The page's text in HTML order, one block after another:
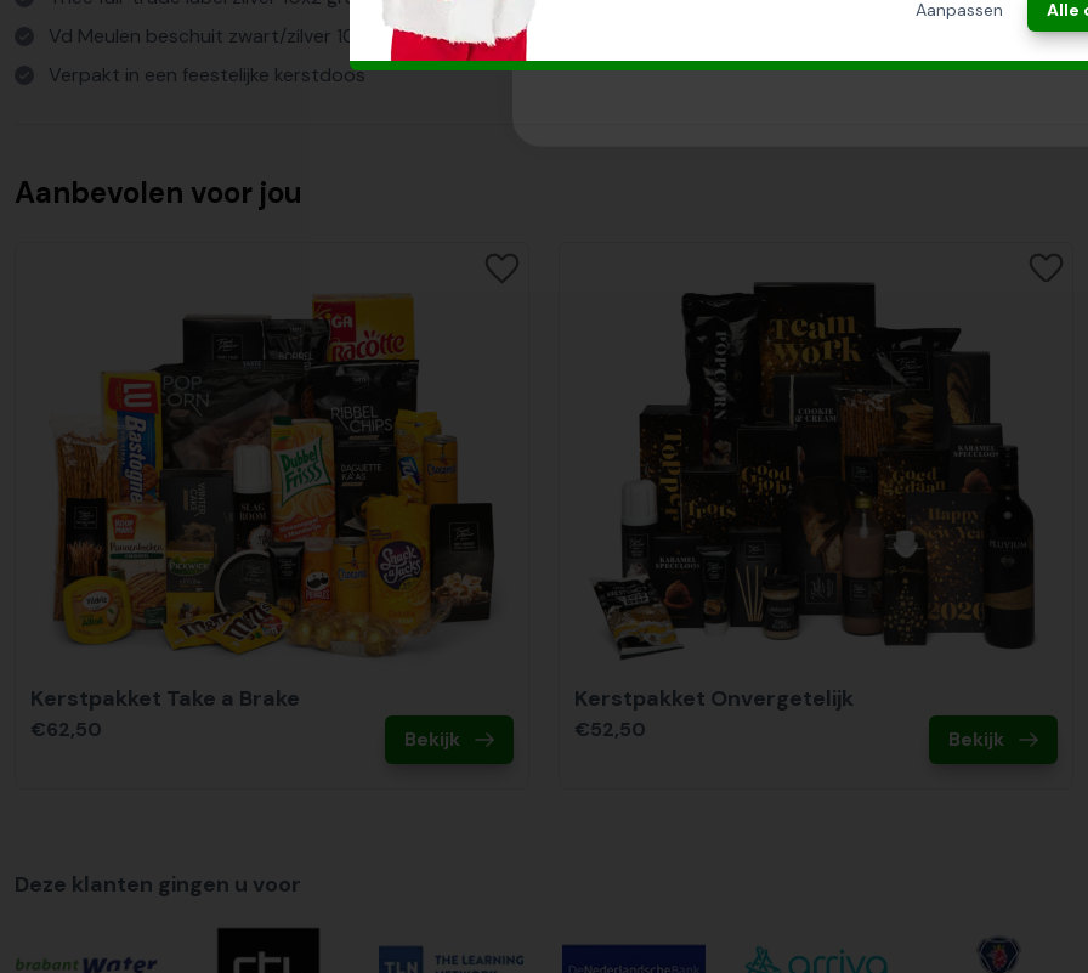
Aanpassen Alle
Vd Meulen beschuit zwart/zilver 100 gram
Verpakt in een feestelijke kerstdoos
Aanbevolen voor jou
Kerstpakket Take a Brake
€62,50 Bekijk
Kerstpakket Onvergetelijk
€52,50 Bekijk
Deze klanten gingen u voor